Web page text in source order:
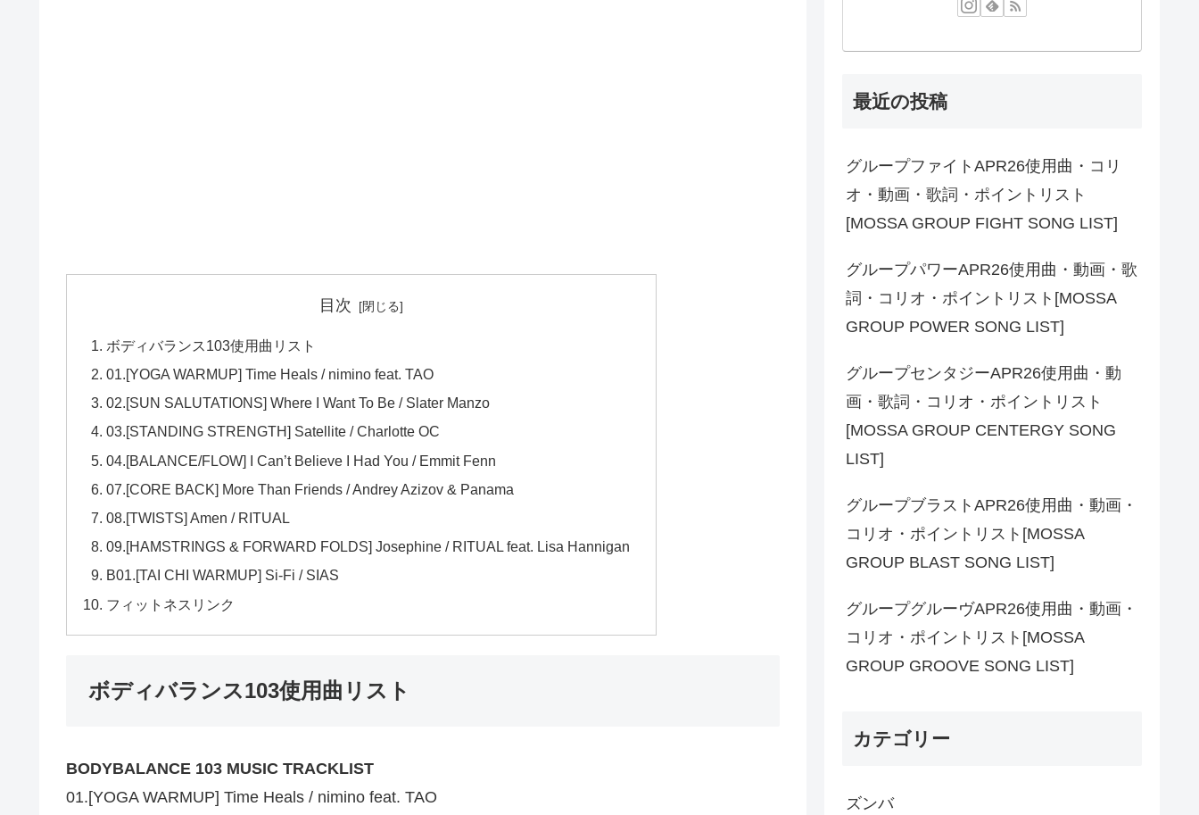
目次
ボディバランス103使用曲リスト
01.[YOGA WARMUP] Time Heals / nimino feat. TAO
02.[SUN SALUTATIONS] Where I Want To Be / Slater Manzo
03.[STANDING STRENGTH] Satellite / Charlotte OC
04.[BALANCE/FLOW] I Can’t Believe I Had You / Emmit Fenn
07.[CORE BACK] More Than Friends / Andrey Azizov & Panama
08.[TWISTS] Amen / RITUAL
09.[HAMSTRINGS & FORWARD FOLDS] Josephine / RITUAL feat. Lisa Hannigan
B01.[TAI CHI WARMUP] Si-Fi / SIAS
フィットネスリンク
ボディバランス103使用曲リスト
BODYBALANCE 103 MUSIC TRACKLIST
01.[YOGA WARMUP] Time Heals / nimino feat. TAO
最近の投稿
グループファイトAPR26使用曲・コリ
オ・動画・歌詞・ポイントリスト
[MOSSA GROUP FIGHT SONG LIST]
グループパワーAPR26使用曲・動画・歌
詞・コリオ・ポイントリスト[MOSSA
GROUP POWER SONG LIST]
グループセンタジーAPR26使用曲・動
画・歌詞・コリオ・ポイントリスト
[MOSSA GROUP CENTERGY SONG
LIST]
グループブラストAPR26使用曲・動画・
コリオ・ポイントリスト[MOSSA
GROUP BLAST SONG LIST]
グループグルーヴAPR26使用曲・動画・
コリオ・ポイントリスト[MOSSA
GROUP GROOVE SONG LIST]
カテゴリー
ズンバ